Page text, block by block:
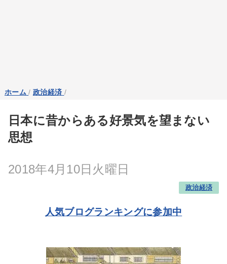
ホーム / 政治経済 /
日本に昔からある好景気を望まない
思想
2018年4月10日火曜日
政治経済
人気ブログランキングに参加中